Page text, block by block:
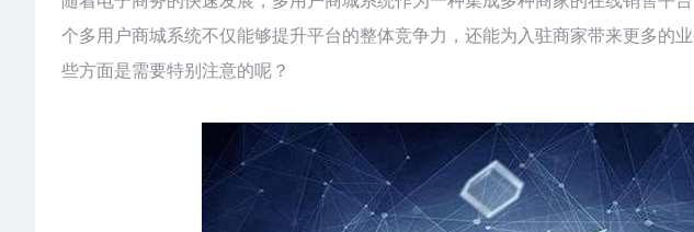
个多用户商城系统不仅能够提升平台的整体竞争力，还能为入驻商家带来更多的
些方面是需要特别注意的呢？